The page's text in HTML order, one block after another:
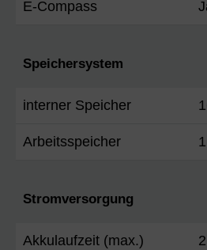
E-Compass
Speichersystem
interner Speicher
Arbeitsspeicher
Stromversorgung
Akkulaufzeit (max.)